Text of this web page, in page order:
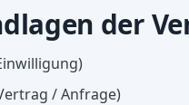
der
/ Anfrage)